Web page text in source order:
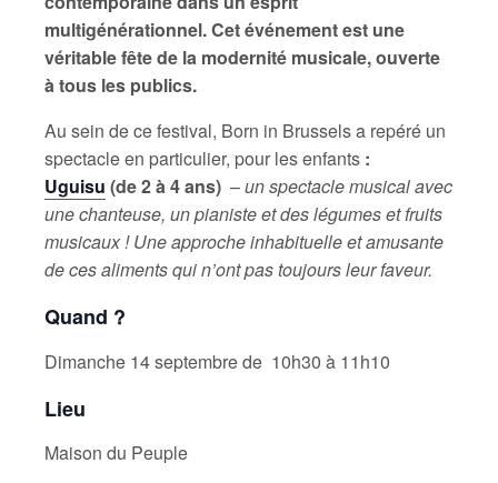
multigénérationnel. Cet événement est une
véritable fête de la modernité musicale, ouverte
à tous les publics.
Au sein de ce festival, Born in Brussels a repéré un
spectacle en particulier, pour les enfants :
Uguisu (de 2 à 4 ans) –un spectacle musical avec
une chanteuse, un pianiste et des légumes et fruits
musicaux ! Une approche inhabituelle et amusante
de ces aliments qui n’ont pas toujours leur faveur.
Quand ?
Dimanche 14 septembre de 10h30 à 11h10
Lieu
Maison du Peuple